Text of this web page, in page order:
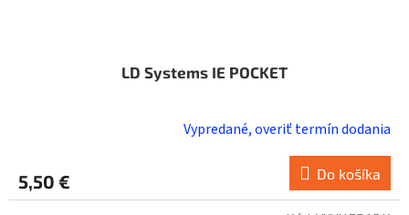
LD Systems IE POCKET
Vypredané, overiť termín dodania
5,50 € Do košíka